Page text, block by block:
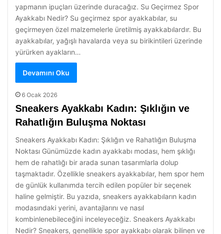
yapmanın ipuçları üzerinde duracağız. Su Geçirmez Spor
Ayakkabı Nedir? Su geçirmez spor ayakkabılar, su
geçirmeyen özel malzemelerle üretilmiş ayakkabılardır. Bu
ayakkabılar, yağışlı havalarda veya su birikintileri üzerinde
yürürken ayakların…
Devamını Oku
6 Ocak 2026
Sneakers Ayakkabı Kadın: Şıklığın ve
Rahatlığın Buluşma Noktası
Sneakers Ayakkabı Kadın: Şıklığın ve Rahatlığın Buluşma
Noktası Günümüzde kadın ayakkabı modası, hem şıklığı
hem de rahatlığı bir arada sunan tasarımlarla dolup
taşmaktadır. Özellikle sneakers ayakkabılar, hem spor hem
de günlük kullanımda tercih edilen popüler bir seçenek
haline gelmiştir. Bu yazıda, sneakers ayakkabıların kadın
modasındaki yerini, avantajlarını ve nasıl
kombinlenebileceğini inceleyeceğiz. Sneakers Ayakkabı
Nedir? Sneakers, genellikle spor ayakkabı olarak bilinen ve